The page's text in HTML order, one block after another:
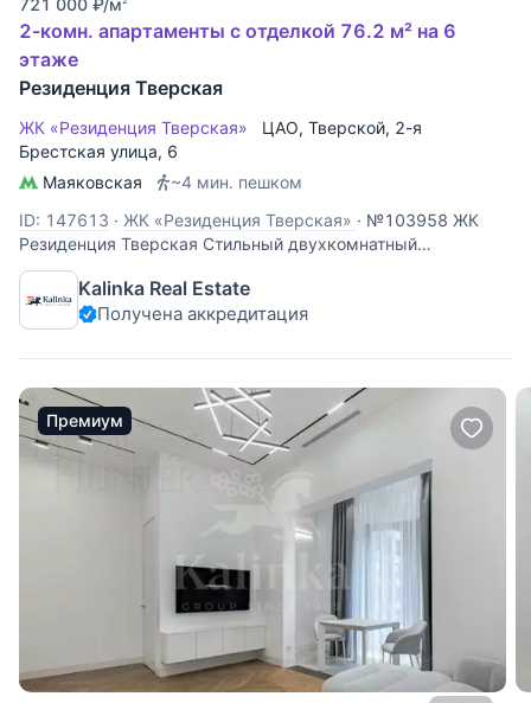
2-комн. апартаменты с отделкой 76.2 м² на 6
этаже
Резиденция Тверская
ЖК «Резиденция Тверская» ЦАО, Тверской, 2-я
Брестская улица, 6
Маяковская
~4 мин. пешком
ID: 147613 · ЖК «Резиденция Тверская» · №103958 ЖК
Резиденция Тверская Стильный двухкомнатный
апартамент в жилом комплексе "Резиденция Тверская".
Премиум апартамент под ключ позволяет использовать и
как резиденцию для личного проживания, офис, доходную
Kalinka Real Estate
Получена аккредитация
Премиум